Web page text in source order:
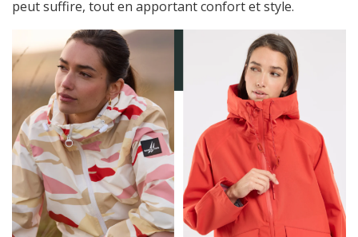
peut suffire, tout en apportant confort et style.